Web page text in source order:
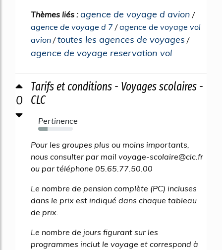
Thèmes liés : agence de voyage d avion /
agence de voyage d 7 /agence de voyage vol
avion /toutes les agences de voyages /
agence de voyage reservation vol
0
Tarifs et conditions - Voyages scolaires -
CLC
Pertinence
27%
Pour les groupes plus ou moins importants,
nous consulter par mail voyage-scolaire@clc.fr
ou par téléphone 05.65.77.50.00
Le nombre de pension complète (PC) incluses
dans le prix est indiqué dans chaque tableau
de prix.
Le nombre de jours figurant sur les
programmes inclut le voyage et correspond à